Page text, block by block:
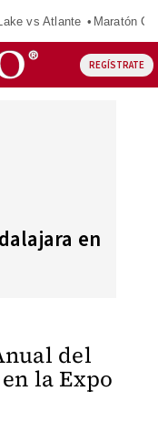
vs Atlante Maratón
REGÍSTRATE
en
del
la Expo